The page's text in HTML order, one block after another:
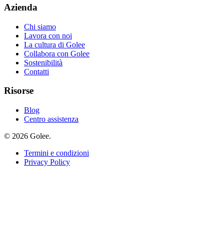
Azienda
Chi siamo
Lavora con noi
La cultura di Golee
Collabora con Golee
Sostenibilità
Contatti
Risorse
Blog
Centro assistenza
© 2026 Golee.
Termini e condizioni
Privacy Policy